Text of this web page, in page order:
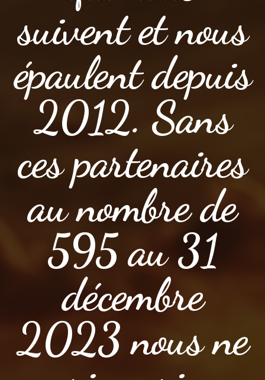
suivent et nous
épaulent depuis
2012. Sans
ces partenaires
au nombre de
595 au 31
décembre
2023 nous ne